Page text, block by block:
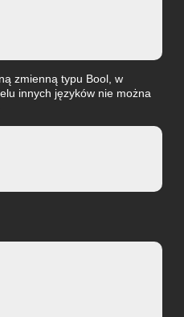
zmienną typu Bool, w
innych języków nie można